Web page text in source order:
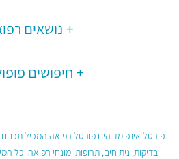
נושאים
חיפושים
פורטל אינפומד הינו פורטל רפואה המכיל
בדיקות, ניתוחים, תרופות ומונחי רפואה. כל